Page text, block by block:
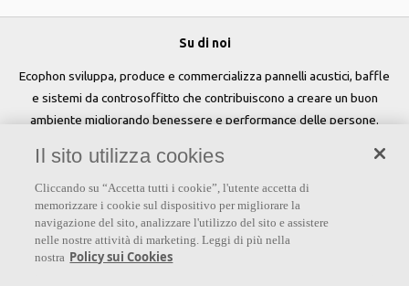
Su di noi
Ecophon sviluppa, produce e commercializza pannelli acustici, baffle
e sistemi da controsoffitto che contribuiscono a creare un buon
ambiente migliorando benessere e performance delle persone.
Seguici
Links
Il sito utilizza cookies
Cliccando su “Accetta tutti i cookie”, l'utente accetta di
memorizzare i cookie sul dispositivo per migliorare la
navigazione del sito, analizzare l'utilizzo del sito e assistere
nelle nostre attività di marketing. Leggi di più nella
nostra Policy sui Cookies